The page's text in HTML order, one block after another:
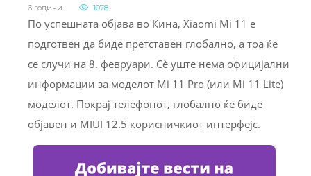
6 години 1078
По успешната објава во Кина, Xiaomi Mi 11 е
подготвен да биде претставен глобално, а тоа ќе
се случи на 8. февруари. Сè уште нема официјални
информации за моделот Mi 11 Pro (или Mi 11 Lite)
моделот. Покрај телефонот, глобално ќе биде
објавен и MIUI 12.5 корисничкиот интерфејс.